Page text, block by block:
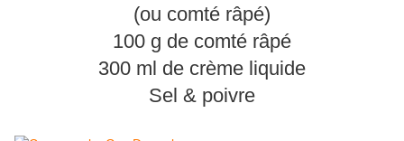
(ou comté râpé)
100 g de comté râpé
300 ml de crème liquide
Sel & poivre